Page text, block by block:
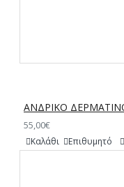
ΑΝΔΡΙΚΟ
55,00€
Καλάθι Επιθυμητό